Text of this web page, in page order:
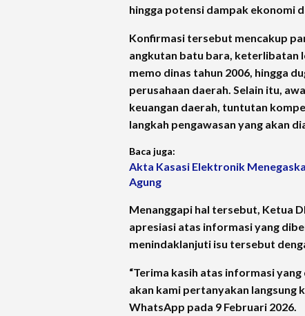
hingga potensi dampak ekonomi
Konfirmasi tersebut mencakup
angkutan batu bara, keterlibatan
memo dinas tahun 2006, hingga
perusahaan daerah. Selain itu,
keuangan daerah, tuntutan
langkah pengawasan yang akan
Baca juga:
Akta Kasasi Elektronik
Agung
Menanggapi hal tersebut, Ketua
apresiasi atas informasi yang
menindaklanjuti isu tersebut
“Terima kasih atas informasi
akan kami pertanyakan langsung
WhatsApp pada 9 Februari 2026.